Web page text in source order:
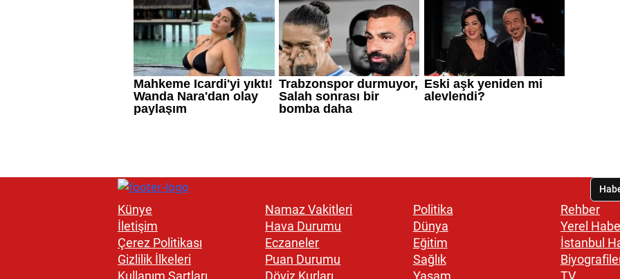
Künye
İletişim
Çerez Politikası
Gizlilik İlkeleri
Kullanım Şartları
Namaz Vakitleri
Hava Durumu
Eczaneler
Puan Durumu
Döviz Kurları
Politika
Dünya
Eğitim
Sağlık
Yaşam
Rehber
Yerel
İstanbul
TV